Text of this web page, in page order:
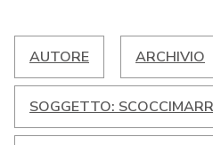
AUTORE ARCHIVIO
SOGGETTO: